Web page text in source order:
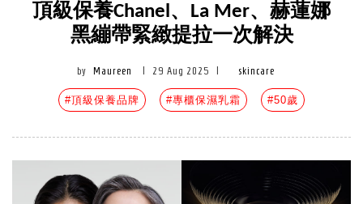
頂級保養Chanel、La Mer、赫蓮娜
黑繃帶緊緻提拉一次解決
by Maureen 29 Aug 2025 skincare
#頂級保養品牌 #專櫃保濕乳霜 #50歲